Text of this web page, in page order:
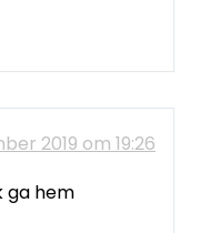
2019 om 19:26
ga hem